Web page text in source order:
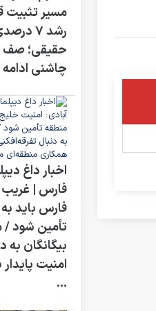
مسیر تثبیت
چاشنی
اخبار داغ
فارس | غریب
فارس باید
تأمین شود /
بیگانگان به
امنیت
...